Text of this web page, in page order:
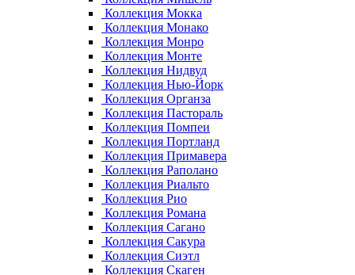
Коллекция Мокка
Коллекция Монако
Коллекция Монро
Коллекция Монте
Коллекция Нидвуд
Коллекция Нью-Йорк
Коллекция Органза
Коллекция Пастораль
Коллекция Помпеи
Коллекция Портланд
Коллекция Примавера
Коллекция Раполано
Коллекция Риальто
Коллекция Рио
Коллекция Романа
Коллекция Сагано
Коллекция Сакура
Коллекция Сиэтл
Коллекция Скаген